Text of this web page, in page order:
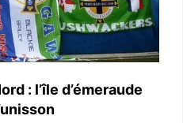
: l’île d’émeraude